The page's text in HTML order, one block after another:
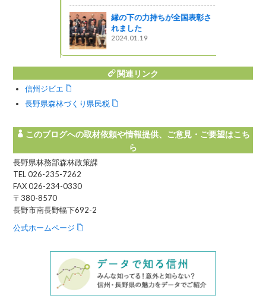
縁の下の力持ちが全国表彰さ
れました
2024.01.19
関連リンク
信州ジビエ
長野県森林づくり県民税
このブログへの取材依頼や情報提供、ご意見・ご要望はこち
ら
長野県林務部森林政策課
TEL 026-235-7262
FAX 026-234-0330
〒380-8570
長野市南長野幅下692-2
公式ホームページ